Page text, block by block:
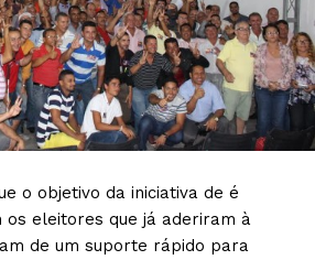
o objetivo da iniciativa de é
eleitores que já aderiram à
de um suporte rápido para